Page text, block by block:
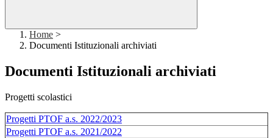
Home >
Documenti Istituzionali archiviati
Documenti Istituzionali archiviati
Progetti scolastici
Progetti PTOF a.s. 2022/2023
Progetti PTOF a.s. 2021/2022